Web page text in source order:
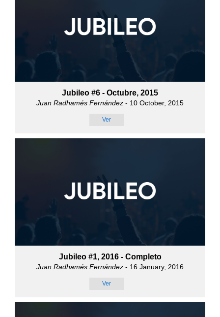
Jubileo #6 - Octubre, 2015
Juan Radhamés Fernández - 10 October, 2015
Ver
Jubileo #1, 2016 - Completo
Juan Radhamés Fernández - 16 January, 2016
Ver